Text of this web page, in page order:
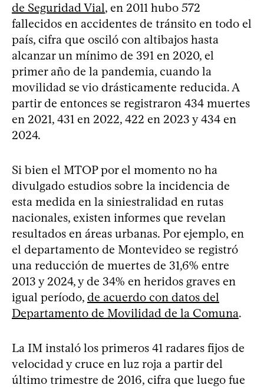
de Seguridad Vial, en 2011 hubo 572
fallecidos en accidentes de tránsito en todo el
país, cifra que osciló con altibajos hasta
alcanzar un mínimo de 391 en 2020, el
primer año de la pandemia, cuando la
movilidad se vio drásticamente reducida. A
partir de entonces se registraron 434 muertes
en 2021, 431 en 2022, 422 en 2023 y 434 en
2024.
Si bien el MTOP por el momento no ha
divulgado estudios sobre la incidencia de
esta medida en la siniestralidad en rutas
nacionales, existen informes que revelan
resultados en áreas urbanas. Por ejemplo, en
el departamento de Montevideo se registró
una reducción de muertes de 31,6% entre
2013 y 2024, y de 34% en heridos graves en
igual período, de acuerdo con datos del
Departamento de Movilidad de la Comuna.
La IM instaló los primeros 41 radares fijos de
velocidad y cruce en luz roja a partir del
último trimestre de 2016, cifra que luego fue